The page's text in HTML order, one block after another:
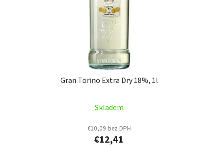
Gran Torino Extra Dry 18%, 1l
Skladem
€10,09 bez DPH
€12,41